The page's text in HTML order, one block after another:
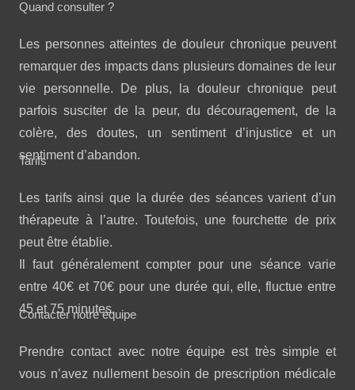
Quand consulter ?
Les personnes atteintes de douleur chronique peuvent
remarquer des impacts dans plusieurs domaines de leur
vie personnelle. De plus, la douleur chronique peut
parfois susciter de la peur, du découragement, de la
colère, des doutes, un sentiment d’injustice et un
sentiment d’abandon.
Tarifs
Les tarifs ainsi que la durée des séances varient d’un
thérapeute à l’autre. Toutefois, une fourchette de prix
peut être établie.
Il faut généralement compter pour une séance varie
entre 40€ et 70€ pour une durée qui, elle, fluctue entre
45 et 75 minutes.
Contacter notre équipe
Prendre contact avec notre équipe est très simple et
vous n’avez nullement besoin de prescription médicale